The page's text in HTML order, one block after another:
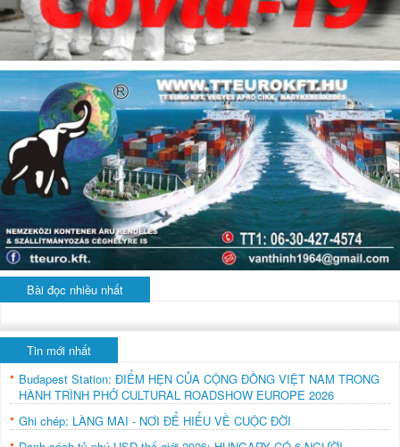
Bài đọc nhiều nhất
Tin mới nhất
Budapest Station: ĐIỂM HẸN CỦA CỘNG ĐỒNG VIỆT NAM TRONG
HÀNH TRÌNH PHỞ CULTURAL ROADSHOW EUROPE 2026
Ghi chép: LÀNG MAI - NƠI ĐỂ HIỂU VỀ CUỘC ĐỜI